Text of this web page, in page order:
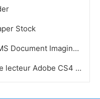
Stock
Comment faire pour installer MS Document Imaging Writer
Comment faire pour installer le lecteur Adobe CS4 Master Collection